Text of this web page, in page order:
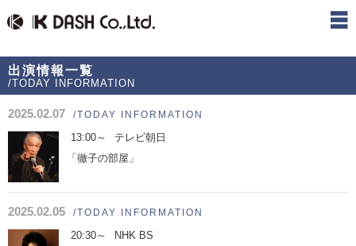
出演情報一覧
/TODAY INFORMATION
2025.02.07 /TODAY INFORMATION
13:00～
テレビ朝日
「徹子の部屋」
2025.02.05 /TODAY INFORMATION
20:30～
NHK BS